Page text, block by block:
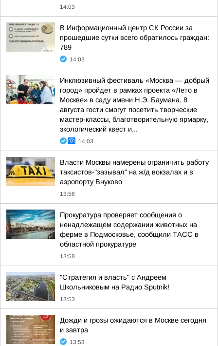
14:03
В Информационный центр СК России за
прошедшие сутки всего обратилось граждан:
789
14:03
Инклюзивный фестиваль «Москва — добрый
город» пройдет в рамках проекта «Лето в
Москве» в саду имени Н.Э. Баумана. 8
августа гости смогут посетить творческие
мастер-классы, благотворительную ярмарку,
экологический квест и...
14:03
Власти Москвы намерены ограничить работу
таксистов-"зазывал" на ж/д вокзалах и в
аэропорту Внуково
13:58
Прокуратура проверяет сообщения о
ненадлежащем содержании животных на
ферме в Подмосковье, сообщили ТАСС в
областной прокуратуре
13:58
"Стратегия и власть" с Андреем
Школьниковым на Радио Sputnik!
13:53
Дожди и грозы ожидаются в Москве сегодня
и завтра
13:53